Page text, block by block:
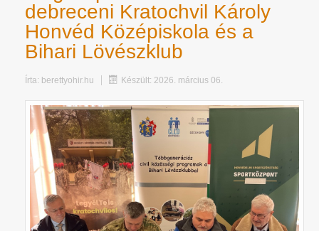
debreceni Kratochvil Károly
Honvéd Középiskola és a
Bihari Lövészklub
Írta: berettyohir.hu Készült: 2026. március 06.